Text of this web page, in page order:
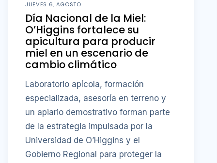
JUEVES 6, AGOSTO
Día Nacional de la Miel:
O’Higgins fortalece su
apicultura para producir
miel en un escenario de
cambio climático
Laboratorio apícola, formación
especializada, asesoría en terreno y
un apiario demostrativo forman parte
de la estrategia impulsada por la
Universidad de O’Higgins y el
Gobierno Regional para proteger la